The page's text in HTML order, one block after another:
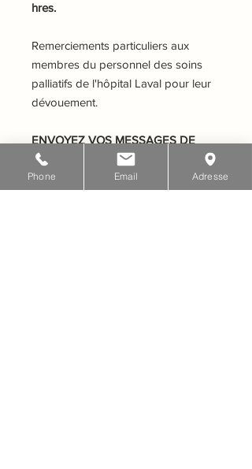
hres.
Remerciements particuliers aux
membres du personnel des soins
palliatifs de l'hôpital Laval pour leur
dévouement.
ENVOYEZ VOS MESSAGES DE
CONDOLÉANCES
Phone Email Adresse